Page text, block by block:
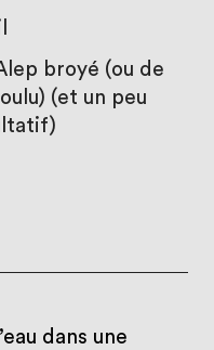
broyé (ou de
(et un peu
dans une